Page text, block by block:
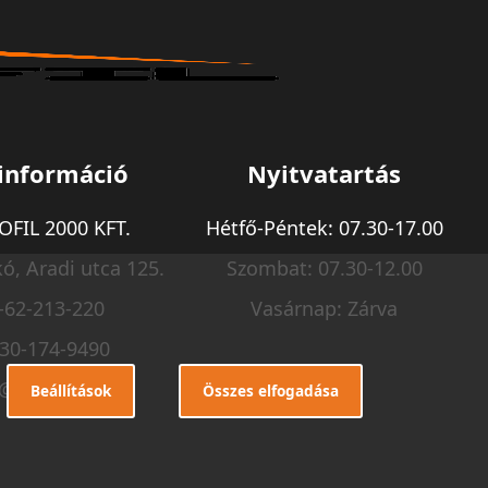
2000 KFT.
Aradi utca 125.
62-213-220
174-9490
profil.hu
Nyitvatartás
Hétfő-Péntek: 07.30-17.00
Szombat: 07.30-12.00
Vasárnap: Zárva
Beállítások Összes elfogadása